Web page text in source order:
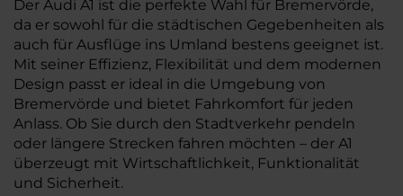
Der Audi A1 ist die perfekte Wahl für Bremervörde,
da er sowohl für die städtischen Gegebenheiten als
auch für Ausflüge ins Umland bestens geeignet ist.
Mit seiner Effizienz, Flexibilität und dem modernen
Design passt er ideal in die Umgebung von
Bremervörde und bietet Fahrkomfort für jeden
Anlass. Ob Sie durch den Stadtverkehr pendeln
oder längere Strecken fahren möchten – der A1
überzeugt mit Wirtschaftlichkeit, Funktionalität
und Sicherheit.